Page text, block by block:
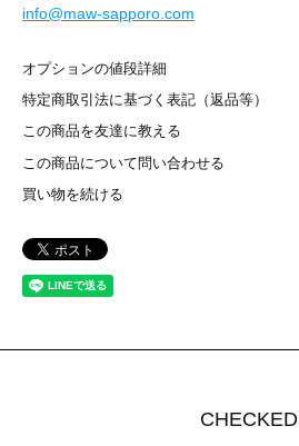
info@maw-sapporo.com
オプションの値段詳細
特定商取引法に基づく表記（返品等）
この商品を友達に教える
この商品について問い合わせる
買い物を続ける
CHECKED